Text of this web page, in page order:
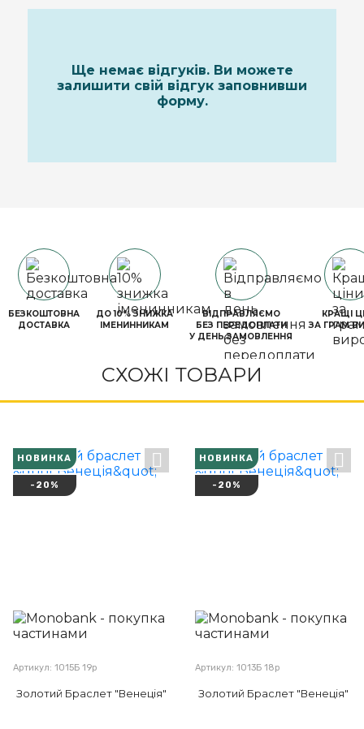
Ще немає відгуків. Ви можете
залишити свій відгук заповнивши
форму.
БЕЗКОШТОВНА
ДОСТАВКА
ДО 10% ЗНИЖКА
ІМЕНИННИКАМ
ВІДПРАВЛЯЄМО
БЕЗ ПЕРЕДОПЛАТИ
У ДЕНЬ ЗАМОВЛЕННЯ
КРАЩІ
ЗА ГРАМ
СХОЖІ ТОВАРИ
НОВИНКА
-20%
Артикул: 1015Б 19р
Золотий Браслет "Венеція"
НОВИНКА
-20%
Артикул: 1013Б 18р
Золотий Браслет "Венеція"